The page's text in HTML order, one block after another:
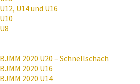
U12, U14 und U16
U10
U8
BJMM 2020 U20 – Schnellschach
BJMM 2020 U16
BJMM 2020 U14